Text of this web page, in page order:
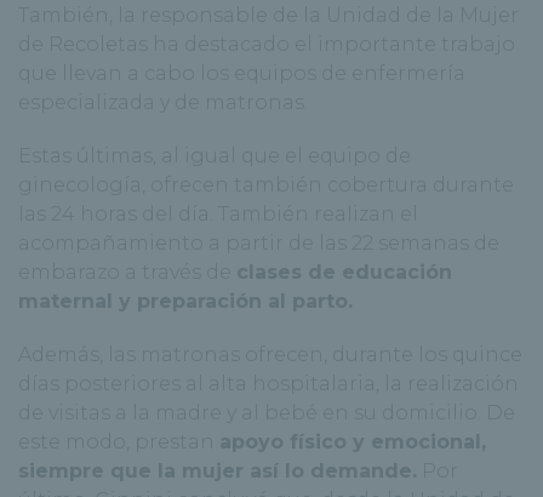
También, la responsable de la Unidad de la Mujer
de Recoletas ha destacado el importante trabajo
que llevan a cabo los equipos de enfermería
especializada y de matronas.
Estas últimas, al igual que el equipo de
ginecología, ofrecen también cobertura durante
las 24 horas del día. También realizan el
acompañamiento a partir de las 22 semanas de
embarazo a través de
clases de educación
maternal y preparación al parto.
Además, las matronas ofrecen, durante los quince
días posteriores al alta hospitalaria, la realización
de visitas a la madre y al bebé en su domicilio. De
este modo, prestan
apoyo físico y emocional,
siempre que la mujer así lo demande. Por